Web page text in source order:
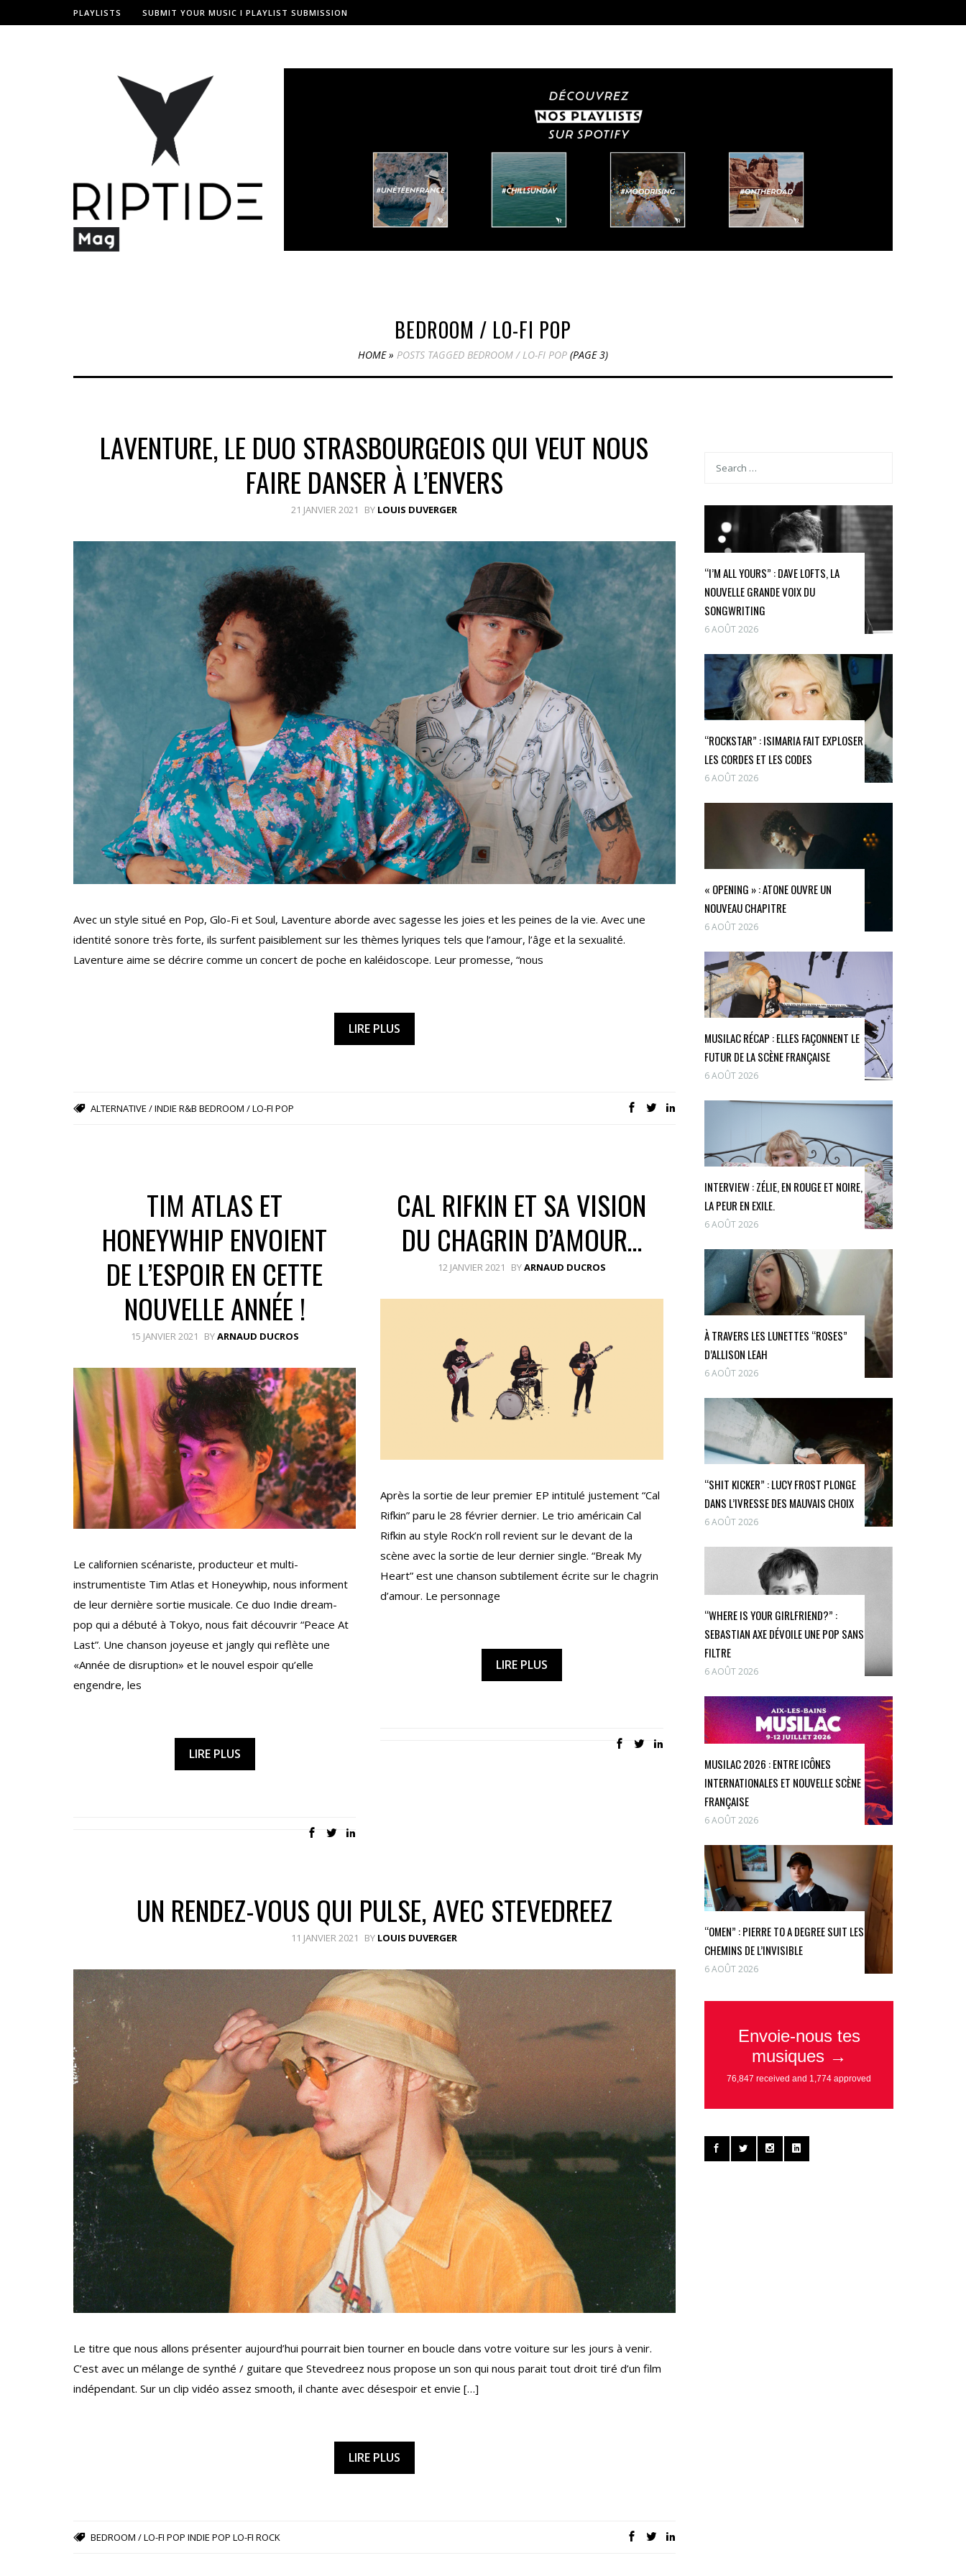
PLAYLISTS SUBMIT YOUR MUSIC I PLAYLIST SUBMISSION
BEDROOM / LO-FI POP
HOME» POSTS TAGGED BEDROOM / LO-FI POP (PAGE 3)
LAVENTURE, LE DUO STRASBOURGEOIS QUI VEUT NOUS
FAIRE DANSER À L’ENVERS
21 JANVIER 2021 BY LOUIS DUVERGER
Avec un style situé en Pop, Glo-Fi et Soul, Laventure aborde avec sagesse les joies et les peines de la vie. Avec une
identité sonore très forte, ils surfent paisiblement sur les thèmes lyriques tels que l’amour, l’âge et la sexualité.
Laventure aime se décrire comme un concert de poche en kaléidoscope. Leur promesse, “nous
LIRE PLUS
ALTERNATIVE / INDIE R&B BEDROOM / LO-FI POP
TIM ATLAS ET
HONEYWHIP ENVOIENT
DE L’ESPOIR EN CETTE
NOUVELLE ANNÉE !
15 JANVIER 2021 BYARNAUD DUCROS
Le californien scénariste, producteur et multi-
instrumentiste Tim Atlas et Honeywhip, nous informent
de leur dernière sortie musicale. Ce duo Indie dream-
pop qui a débuté à Tokyo, nous fait découvrir “Peace At
Last”. Une chanson joyeuse et jangly qui reflète une
«Année de disruption» et le nouvel espoir qu’elle
engendre, les
LIRE PLUS
CAL RIFKIN ET SA VISION
DU CHAGRIN D’AMOUR…
12 JANVIER 2021 BYARNAUD DUCROS
Après la sortie de leur premier EP intitulé justement “Cal
Rifkin” paru le 28 février dernier. Le trio américain Cal
Rifkin au style Rock’n roll revient sur le devant de la
scène avec la sortie de leur dernier single. “Break My
Heart” est une chanson subtilement écrite sur le chagrin
d’amour. Le personnage
LIRE PLUS
UN RENDEZ-VOUS QUI PULSE, AVEC STEVEDREEZ
11 JANVIER 2021 BY LOUIS DUVERGER
Le titre que nous allons présenter aujourd’hui pourrait bien tourner en boucle dans votre voiture sur les jours à venir.
C’est avec un mélange de synthé / guitare que Stevedreez nous propose un son qui nous parait tout droit tiré d’un film
indépendant. Sur un clip vidéo assez smooth, il chante avec désespoir et envie […]
LIRE PLUS
BEDROOM / LO-FI POP INDIE POP LO-FI ROCK
“I’M ALL YOURS” : DAVE LOFTS, LA
NOUVELLE GRANDE VOIX DU
SONGWRITING
6 AOÛT 2026
“ROCKSTAR” : ISIMARIA FAIT EXPLOSER
LES CORDES ET LES CODES
6 AOÛT 2026
« OPENING » : ATONE OUVRE UN
NOUVEAU CHAPITRE
6 AOÛT 2026
MUSILAC RÉCAP : ELLES FAÇONNENT LE
FUTUR DE LA SCÈNE FRANÇAISE
6 AOÛT 2026
INTERVIEW : ZÉLIE, EN ROUGE ET NOIRE,
LA PEUR EN EXILE.
6 AOÛT 2026
À TRAVERS LES LUNETTES “ROSES”
D’ALLISON LEAH
6 AOÛT 2026
“SHIT KICKER” : LUCY FROST PLONGE
DANS L’IVRESSE DES MAUVAIS CHOIX
6 AOÛT 2026
“WHERE IS YOUR GIRLFRIEND?” :
SEBASTIAN AXE DÉVOILE UNE POP SANS
FILTRE
6 AOÛT 2026
MUSILAC 2026 : ENTRE ICÔNES
INTERNATIONALES ET NOUVELLE SCÈNE
FRANÇAISE
6 AOÛT 2026
“OMEN” : PIERRE TO A DEGREE SUIT LES
CHEMINS DE L’INVISIBLE
6 AOÛT 2026